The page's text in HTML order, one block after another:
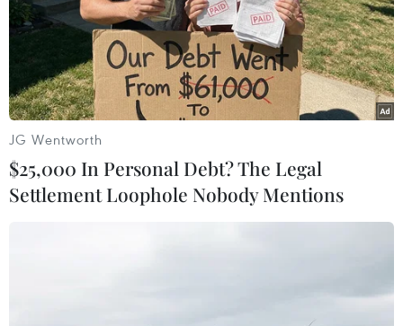
JG Wentworth
$25,000 In Personal Debt? The Legal
Settlement Loophole Nobody Mentions